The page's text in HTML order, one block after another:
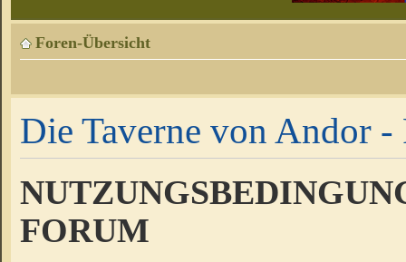
Foren-Übersicht
Die Taverne von Andor -
FORUM